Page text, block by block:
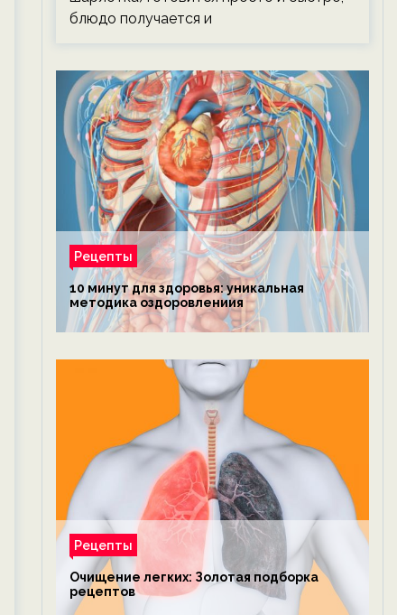
блюдо получается и
Рецепты
10 минут для здоровья: уникальная
методика оздоровлениия
Рецепты
Очищение легких: Золотая подборка
рецептов